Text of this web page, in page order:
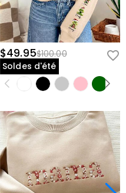
$49.95$100.00
Soldes d'été